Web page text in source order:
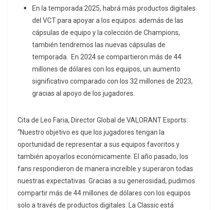
En la temporada 2025, habrá más productos digitales
del VCT para apoyar a los equipos: además de las
cápsulas de equipo y la colección de Champions,
también tendremos las nuevas cápsulas de
temporada. En 2024 se compartieron más de 44
millones de dólares con los equipos, un aumento
significativo comparado con los 32 millones de 2023,
gracias al apoyo de los jugadores.
Cita de Leo Faria, Director Global de VALORANT Esports:
“Nuestro objetivo es que los jugadores tengan la
oportunidad de representar a sus equipos favoritos y
también apoyarlos económicamente. El año pasado, los
fans respondieron de manera increíble y superaron todas
nuestras expectativas. Gracias a su generosidad, pudimos
compartir más de 44 millones de dólares con los equipos
solo a través de productos digitales. La Classic está